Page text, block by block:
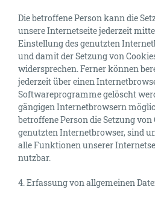
Die betroffene Person kann die
unsere Internetseite jederzeit
Einstellung des genutzten
und damit der Setzung von
widersprechen. Ferner können
jederzeit über einen
Softwareprogramme gelöscht
gängigen Internetbrowsern
betroffene Person die Setzung von
genutzten Internetbrowser, sind
alle Funktionen unserer
nutzbar.
4. Erfassung von allgemeinen